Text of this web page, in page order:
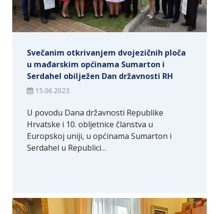
Svečanim otkrivanjem dvojezičnih ploča
u mađarskim općinama Sumarton i
Serdahel obilježen Dan državnosti RH
15.06.2023.
U povodu Dana državnosti Republike
Hrvatske i 10. obljetnice članstva u
Europskoj uniji, u općinama Sumarton i
Serdahel u Republici…